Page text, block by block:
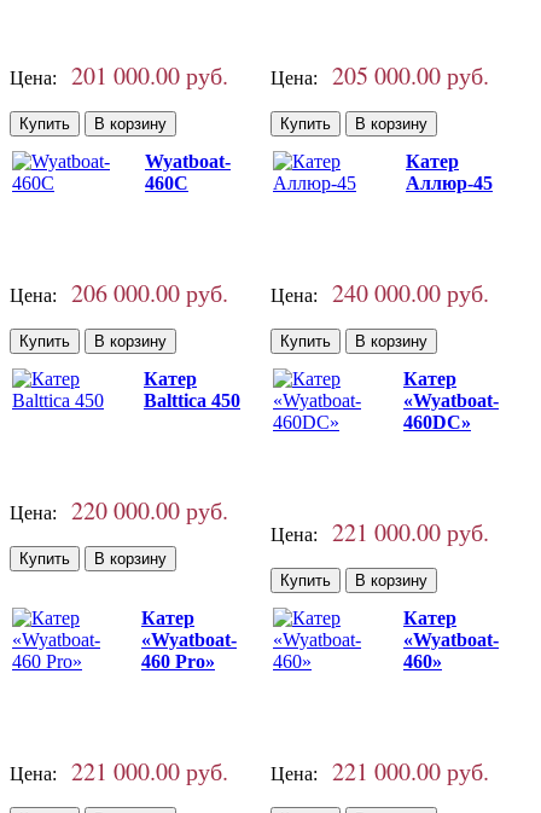
Цена: 201 000.00 руб. Цена: 205 000.00 руб.
Wyatboat-
460C
Цена: 206 000.00 руб.
Катер
Аллюр-45
Цена: 240 000.00 руб.
Катер
Balttica 450
Цена: 220 000.00 руб.
Катер
«Wyatboat-
460DC»
Цена: 221 000.00 руб.
Катер
«Wyatboat-
460 Pro»
Цена: 221 000.00 руб.
Катер
«Wyatboat-
460»
Цена: 221 000.00 руб.